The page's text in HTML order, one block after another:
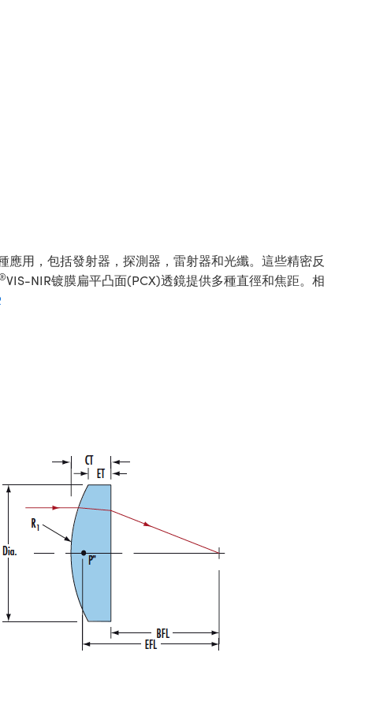
用，包括發射器，探測器，雷射器和光纖。這些精密反
VIS-NIR镀膜扁平凸面(PCX)透鏡提供多種直徑和焦距。相